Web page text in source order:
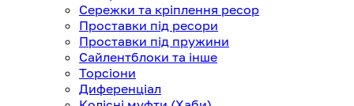
Сережки та кріплення ресор
Проставки під ресори
Проставки під пружини
Сайлентблоки та інше
Торсіони
Диференціал